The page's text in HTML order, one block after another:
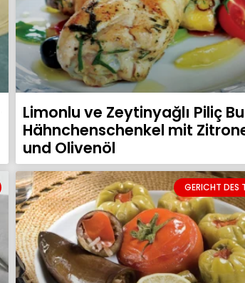
Limonlu ve Zeytinyağlı Piliç
Hähnchenschenkel mit
und Olivenöl
GERICHT DES